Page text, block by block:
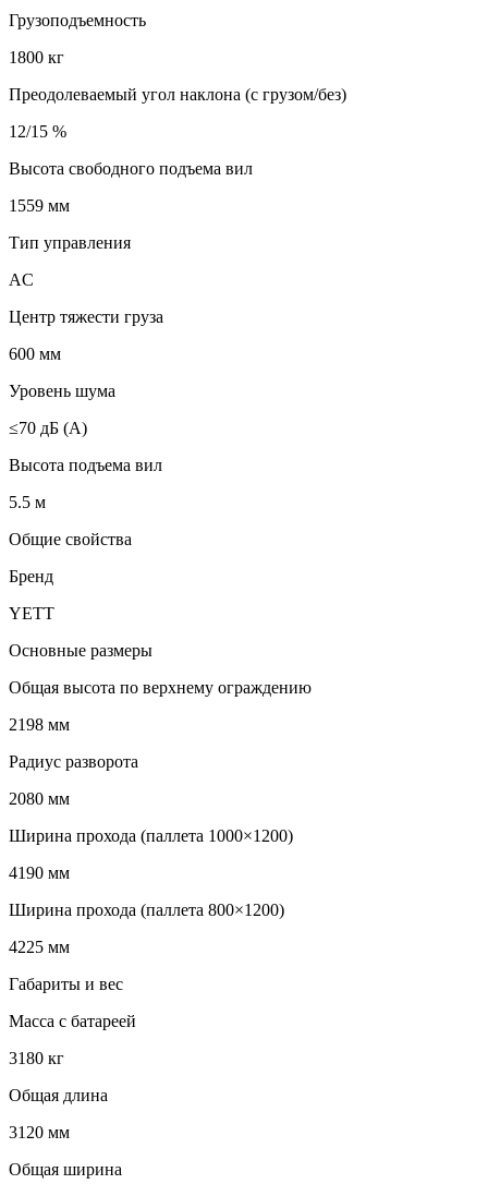
Грузоподъемность
1800 кг
Преодолеваемый угол наклона (с грузом/без)
12/15 %
Высота свободного подъема вил
1559 мм
Тип управления
AC
Центр тяжести груза
600 мм
Уровень шума
≤70 дБ (А)
Высота подъема вил
5.5 м
Общие свойства
Бренд
YETT
Основные размеры
Общая высота по верхнему ограждению
2198 мм
Радиус разворота
2080 мм
Ширина прохода (паллета 1000×1200)
4190 мм
Ширина прохода (паллета 800×1200)
4225 мм
Габариты и вес
Масса с батареей
3180 кг
Общая длина
3120 мм
Общая ширина